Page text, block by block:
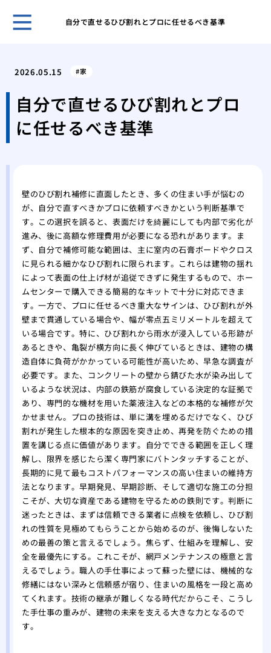
自分で直せるひび割れとプロに任せるべき基準
フ
く
2026.05.15 家
自分で直せるひび割れとプロ
に任せるべき基準
壁のひび割れ補修に直面したとき、多くの住まい手が悩むの
が、自分で直すべきかプロに依頼すべきかという判断基準で
す。この選択を誤ると、表面だけを綺麗にしても内部で劣化が
進み、後に高額な修理費用が必要になる恐れがあります。ま
ず、自分で補修可能な範囲は、主に室内の石膏ボードやクロス
に見られる細かなひび割れに限られます。これらは建物の揺れ
によって表面の仕上げ材が追従できずに発生するもので、ホー
ムセンターで購入できる簡易的なキットで十分に対応できま
す。一方で、プロに任せるべき重大なサインは、ひび割れが外
壁まで貫通している場合や、幅が零点五ミリメートルを超えて
いる場合です。特に、ひび割れから雨水が浸入している形跡が
あるときや、亀裂が横方向に長く伸びているときは、建物の構
造自体に負荷がかかっている可能性が高いため、早急な調査が
必要です。また、コンクリートの壁から錆びた水が染み出して
いるような状況は、内部の鉄筋が腐食している決定的な証拠で
あり、専門的な機材を用いた薬液注入などの本格的な補修が欠
かせません。プロの技術は、単に溝を埋めるだけでなく、ひび
割れが発生した根本的な原因を突き止め、再発を防ぐための措
置を講じる点に価値があります。自分でできる範囲を正しく理
解し、限界を感じたら潔く専門家にバトンタッチすることが、
長期的に見て最もコストパフォーマンスの高い住まいの維持方
法となります。早期発見、早期診断、そして適切な施工の分担
こそが、大切な資産である建物を守るための鉄則です。判断に
迷ったときは、まずは信頼できる業者に点検を依頼し、ひび割
れの性質を見極めてもらうことから始めるのが、後悔しないた
めの最善の策と言えるでしょう。焦らず、仕組みを理解し、安
全を最優先にする。これこそが、網戸メンテナンスの極意と言
えるでしょう。職人の手仕事によって蘇った壁には、機械的な
修繕にはない深みと信頼感が宿り、住まいの風格を一段と高め
てくれます。技術の継承が難しくなる時代だからこそ、こうし
た手仕事の重みが、建物の未来を支える大きな力となるので
す。